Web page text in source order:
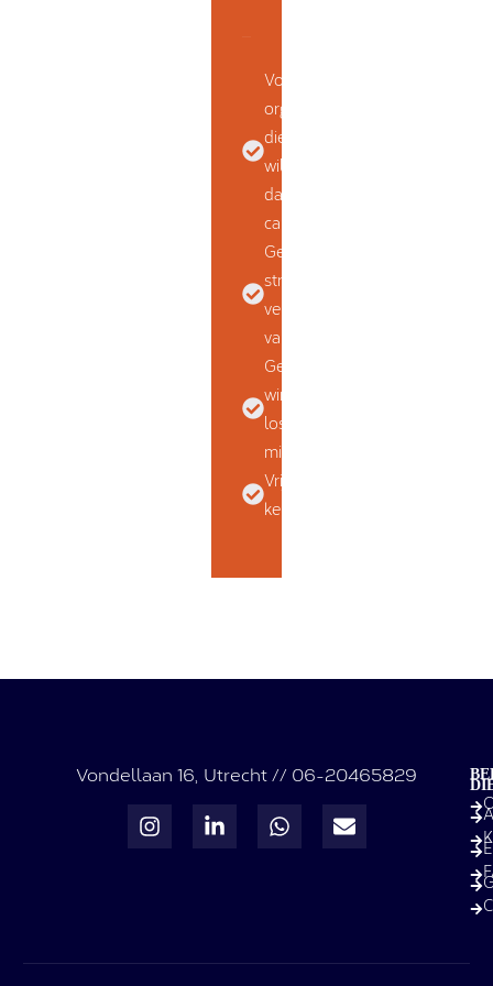
Voor
organisaties
die verder
willen kijken
dan
campagnes
Gericht op
structurele
verbetering
van instroom
Geen quick
wins, geen
losse
middelen
Vrijblijvend
kennismaken
Vondellaan 16, Utrecht // 06-20465829